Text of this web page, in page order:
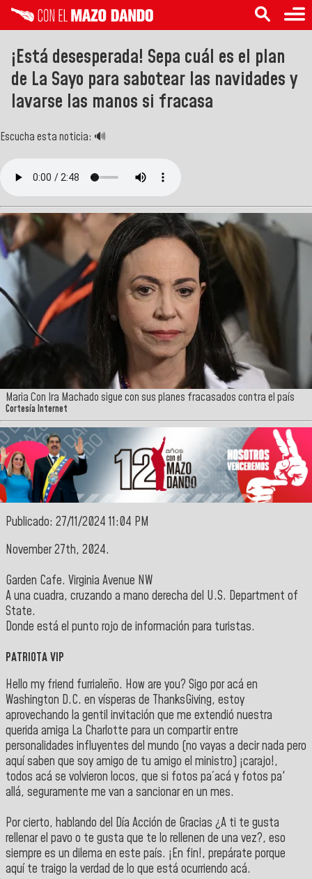
¡Está desesperada! Sepa cuál es el plan
de La Sayo para sabotear las navidades y
lavarse las manos si fracasa
Escucha esta noticia: 🔊
Maria Con Ira Machado sigue con sus planes fracasados contra el país
Cortesía Internet
Publicado: 27/11/2024 11:04 PM
November 27th, 2024.
Garden Cafe. Virginia Avenue NW
A una cuadra, cruzando a mano derecha del U.S. Department of
State.
Donde está el punto rojo de información para turistas.
PATRIOTA VIP
Hello my friend furrialeño. How are you? Sigo por acá en
Washington D.C. en vísperas de ThanksGiving, estoy
aprovechando la gentil invitación que me extendió nuestra
querida amiga La Charlotte para un compartir entre
personalidades influyentes del mundo (no vayas a decir nada pero
aquí saben que soy amigo de tu amigo el ministro) ¡carajo!,
todos acá se volvieron locos, que si fotos pa´acá y fotos pa'
allá, seguramente me van a sancionar en un mes.
Por cierto, hablando del Día Acción de Gracias ¿A ti te gusta
rellenar el pavo o te gusta que te lo rellenen de una vez?, eso
siempre es un dilema en este país. ¡En fin!, prepárate porque
aquí te traigo la verdad de lo que está ocurriendo acá.